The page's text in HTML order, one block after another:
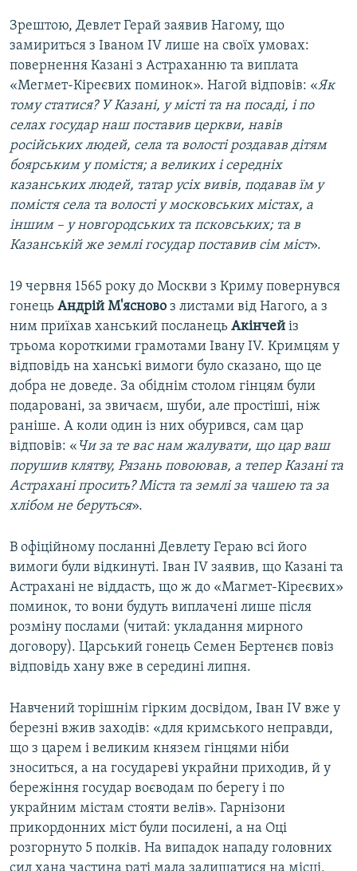
Зрештою, Девлет Герай заявив Нагому, що
замириться з Іваном IV лише на своїх умовах:
повернення Казані з Астраханню та виплата
«Мегмет-Кіреєвих поминок». Нагой відповів: «Як
тому статися? У Казані, у місті та на посаді, і по
селах государ наш поставив церкви, навів
російських людей, села та волості роздавав дітям
боярським у помістя; а великих і середніх
казанських людей, татар усіх вивів, подавав їм у
помістя села та волості у московських містах, а
іншим – у новгородських та псковських; та в
Казанській же землі государ поставив сім міст».
19 червня 1565 року до Москви з Криму повернувся
гонець Андрій М'ясново з листами від Нагого, а з
ним приїхав ханський посланець Акінчей із
трьома короткими грамотами Івану IV. Кримцям у
відповідь на ханські вимоги було сказано, що це
добра не доведе. За обіднім столом гінцям були
подаровані, за звичаєм, шуби, але простіші, ніж
раніше. А коли один із них обурився, сам цар
відповів: « Чи за те вас нам жалувати, що цар ваш
порушив клятву, Рязань повоював, а тепер Казані та
Астрахані просить? Міста та землі за чашею та за
хлібом не беруться».
В офіційному посланні Девлету Гераю всі його
вимоги були відкинуті. Іван IV заявив, що Казані та
Астрахані не віддасть, що ж до «Магмет-Кіреєвих»
поминок, то вони будуть виплачені лише після
розміну послами (читай: укладання мирного
договору). Царський гонець Семен Бертенєв повіз
відповідь хану вже в середині липня.
Навчений торішнім гірким досвідом, Іван IV вже у
березні вжив заходів: «для кримського неправди,
що з царем і великим князем гінцями ніби
зноситься, а на государеві украйни приходив, й у
бережіння государ воєводам по берегу і по
украйним містам стояти велів». Гарнізони
прикордонних міст були посилені, а на Оці
розгорнуто 5 полків. На випадок нападу головних
сил хана частина раті мала залишатися на місці,